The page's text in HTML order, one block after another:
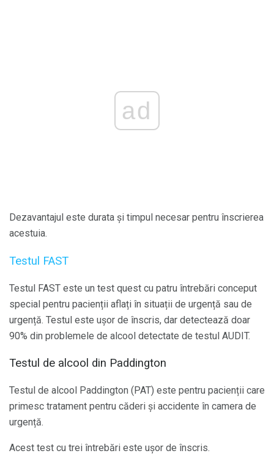
ad
Dezavantajul este durata și timpul necesar pentru înscrierea
acestuia.
Testul FAST
Testul FAST este un test quest cu patru întrebări conceput
special pentru pacienții aflați în situații de urgență sau de
urgență. Testul este ușor de înscris, dar detectează doar
90% din problemele de alcool detectate de testul AUDIT.
Testul de alcool din Paddington
Testul de alcool Paddington (PAT) este pentru pacienții care
primesc tratament pentru căderi și accidente în camera de
urgență.
Acest test cu trei întrebări este ușor de înscris.